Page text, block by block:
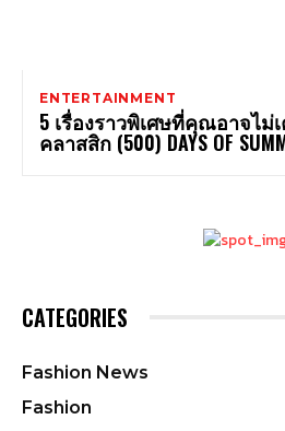
ENTERTAINMENT
5 เรื่องราวพิเศษที่คุณอาจไม่
คลาสสิก (500) DAYS OF
CATEGORIES
Fashion News
Fashion